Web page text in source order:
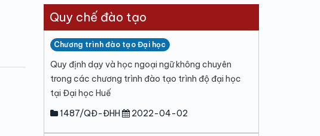
Quy chế đào tạo
Chương trình đào tạo Đại học
Quy định dạy và học ngoại ngữ không chuyên
trong các chương trình đào tạo trình độ đại học
tại Đại học Huế
1487/QĐ-ĐHH
2022-04-02